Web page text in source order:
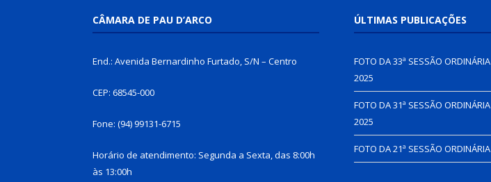
CÂMARA DE PAU D’ARCO
End.: Avenida Bernardinho Furtado, S/N – Centro
CEP: 68545-000
Fone: (94) 99131-6715
Horário de atendimento: Segunda a Sexta, das 8:00h
às 13:00h
ÚLTIMAS PUBLICAÇÕES
FOTO DA 33ª SESSÃO ORDINÁRIA
2025
FOTO DA 31ª SESSÃO ORDINÁRIA
2025
FOTO DA 21ª SESSÃO ORDINÁRIA